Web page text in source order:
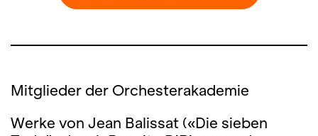
Mitglieder der Orchesterakademie
Werke von Jean Balissat («Die sieben